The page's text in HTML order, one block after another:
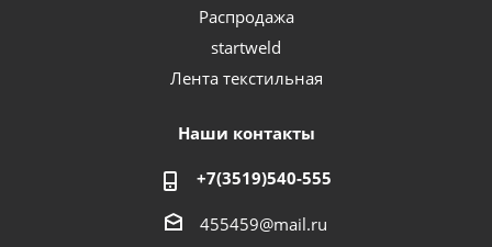
Распродажа
startweld
Лента текстильная
Наши контакты
+7(3519)540-555
455459@mail.ru